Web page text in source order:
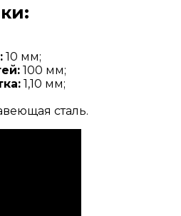
10 мм;
100 мм;
1,10 мм;
сталь.